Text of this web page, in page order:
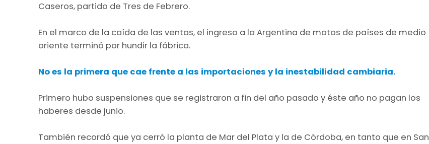
Caseros, partido de Tres de Febrero.
En el marco de la caída de las ventas, el ingreso a la Argentina de motos de países de medio
oriente terminó por hundir la fábrica.
No es la primera que cae frente a las importaciones y la inestabilidad cambiaria.
Primero hubo suspensiones que se registraron a fin del año pasado y éste año no pagan los
haberes desde junio.
También recordó que ya cerró la planta de Mar del Plata y la de Córdoba, en tanto que en San